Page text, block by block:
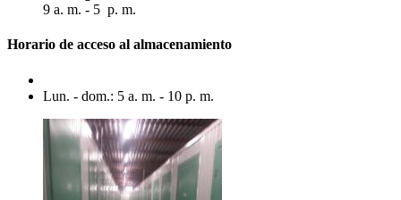
9 a. m. - 5 p. m.
Horario de acceso al almacenamiento
Lun. - dom.: 5 a. m. - 10 p. m.